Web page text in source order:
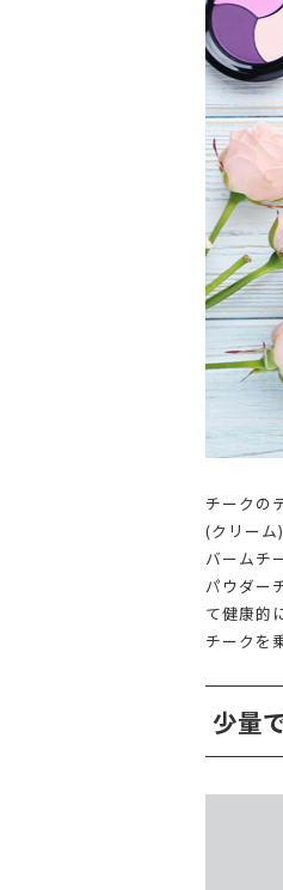
チークの
(クリーム
バームチ
パウダー
て健康的
チークを
少量